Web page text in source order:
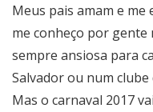
Meus pais amam e me
me conheço por gente
sempre ansiosa para
Salvador ou num
Mas o carnaval 2017